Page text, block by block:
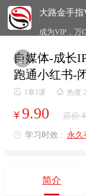
大路金手指
成为VIP，万

自媒体-成长
跑通小红书-
 1章1课  热度
¥ 9.90 原价
 学习时效 : 永久
简介